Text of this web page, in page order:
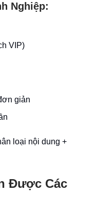
Nghiệp:
VIP)
giản
loại nội dung +
Được Các